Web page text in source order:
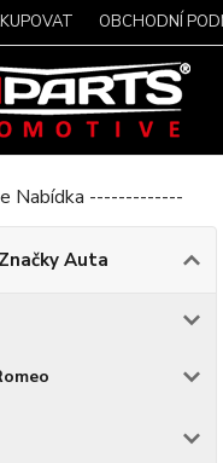
OBCHODNÍ
Nabídka -------------
Auta